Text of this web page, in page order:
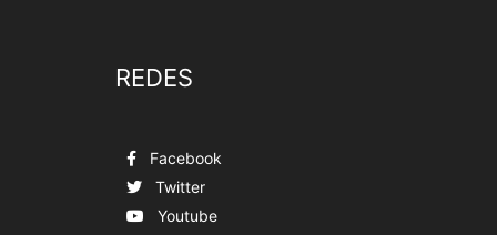
REDES
Facebook
Twitter
Youtube